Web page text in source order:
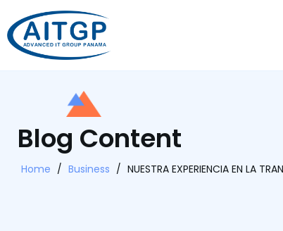
Blog Content
Home / Business / NUESTRA EXPERIENCIA EN LA